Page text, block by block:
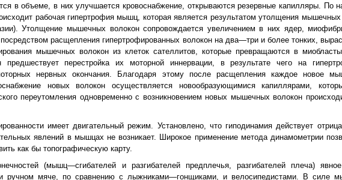
в объеме, в них улучшается кровоснабжение, открываются резервные капилляры. По
рабочая гипертрофия мышц, которая является результатом утолщения мышечных
Утолщение мышечных волокон сопровождается увеличением в них ядер,
расщепления гипертрофированных волокон на два—три и более тонких,
мышечных волокон из клеток сателлитов, которые превращаются в
перестройка их моторной иннервации, в результате чего на
нервных окончания. Благодаря этому после расщепления каждое новое
новых волокон осуществляется новообразующимися капиллярами,
переутомления одновременно с возникновением новых мышечных волокон
имеет двигательный режим. Установлено, что гиподинамия действует
явлений в мышцах не возникает. Широкое применение метода динамометрии
как бы топографическую карту.
(мышц—сгибателей и разгибателей предплечья, разгибателей плеча)
ручном мяче, по сравнению с лыжниками—гонщиками, и велосипедистами. В силе